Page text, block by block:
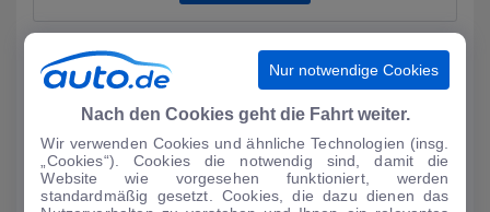
Nur notwendige Cookies
Nach den Cookies geht die Fahrt weiter.
Wir verwenden Cookies und ähnliche Technologien (insg.
„Cookies“). Cookies die notwendig sind, damit die
Website wie vorgesehen funktioniert, werden
standardmäßig gesetzt. Cookies, die dazu dienen das